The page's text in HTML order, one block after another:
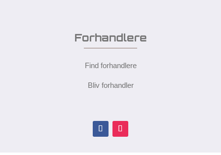
Forhandlere
Find forhandlere
Bliv forhandler